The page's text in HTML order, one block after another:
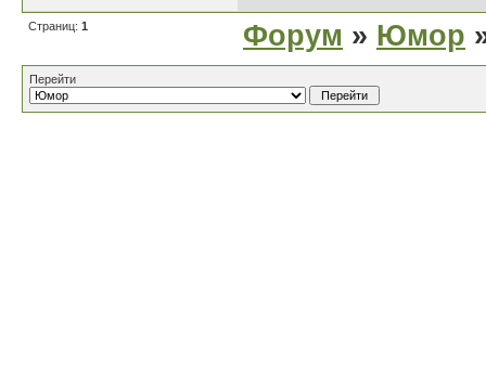
Страниц: 1 Форум » Юмор
Перейти